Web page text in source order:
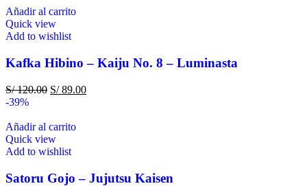
Añadir al carrito
Quick view
Add to wishlist
Kafka Hibino – Kaiju No. 8 – Luminasta
S/120.00 S/89.00
-39%
Añadir al carrito
Quick view
Add to wishlist
Satoru Gojo – Jujutsu Kaisen